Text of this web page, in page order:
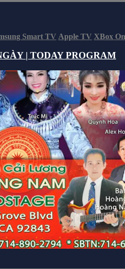
Smart TV Apple TV XBox
| TODAY PROGRAM